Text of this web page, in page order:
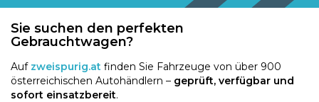
Sie suchen den perfekten
Gebrauchtwagen?
Auf zweispurig.at finden Sie Fahrzeuge von über 900
österreichischen Autohändlern – geprüft, verfügbar und
sofort einsatzbereit.